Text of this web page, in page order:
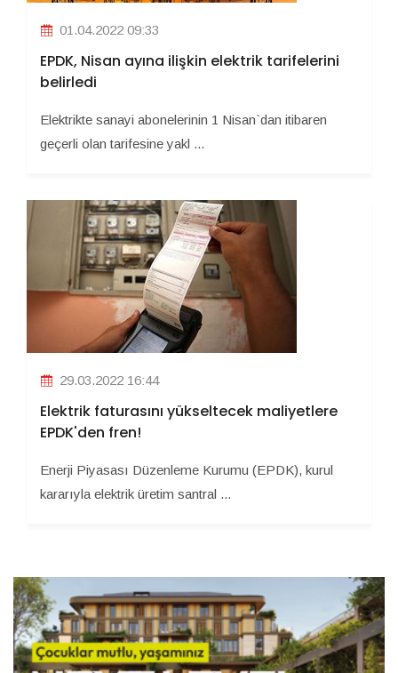
01.04.2022 09:33
EPDK, Nisan ayına ilişkin elektrik tarifelerini
belirledi
Elektrikte sanayi abonelerinin 1 Nisan`dan itibaren
geçerli olan tarifesine yakl ...
29.03.2022 16:44
Elektrik faturasını yükseltecek maliyetlere
EPDK'den fren!
Enerji Piyasası Düzenleme Kurumu (EPDK), kurul
kararıyla elektrik üretim santral ...